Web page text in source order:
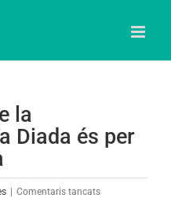
la
Diada és per
Comentaris tancatsa